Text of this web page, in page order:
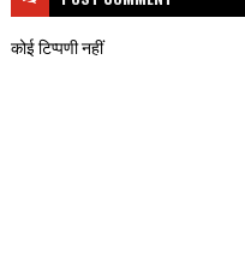
कोई टिप्पणी नहीं